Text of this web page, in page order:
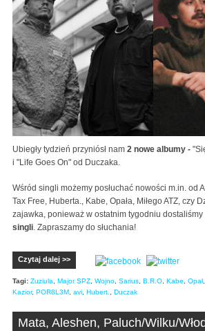
Ubiegły tydzień przyniósł nam 2 nowe albumy -
i "Life Goes On" od Duczaka.
Wśród singli możemy posłuchać nowości m.in. od
Tax Free, Huberta., Kabe, Opała, Miłego ATZ, czy
zajawka, ponieważ w ostatnim tygodniu dostaliśmy
singli. Zapraszamy do słuchania!
Czytaj dalej >>
Tagi: Zuziula, Major SPZ, Wojno, Sarius, B.R.O, Kabe, Opał,
Kazior, POR8L3M, avi, Hubert., Duczak
Mata, Aleshen, Paluch/Wilku/